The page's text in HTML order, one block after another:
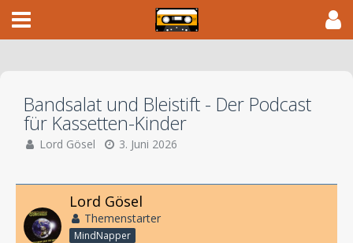
Bandsalat und Bleistift - Der Podcast
für Kassetten-Kinder
Lord Gösel 3. Juni 2026
Lord Gösel
Themenstarter
MindNapper